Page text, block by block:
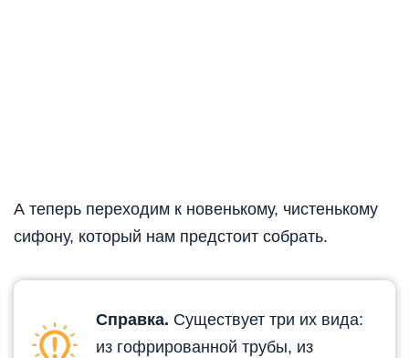
А теперь переходим к новенькому, чистенькому
сифону, который нам предстоит собрать.
Справка. Существует три их вида:
из гофрированной трубы, из